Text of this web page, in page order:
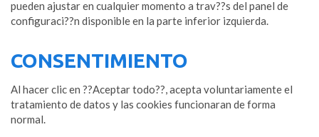
pueden ajustar en cualquier momento a trav??s del panel de
configuraci??n disponible en la parte inferior izquierda.
CONSENTIMIENTO
Al hacer clic en ??Aceptar todo??, acepta voluntariamente el
tratamiento de datos y las cookies funcionaran de forma
normal.